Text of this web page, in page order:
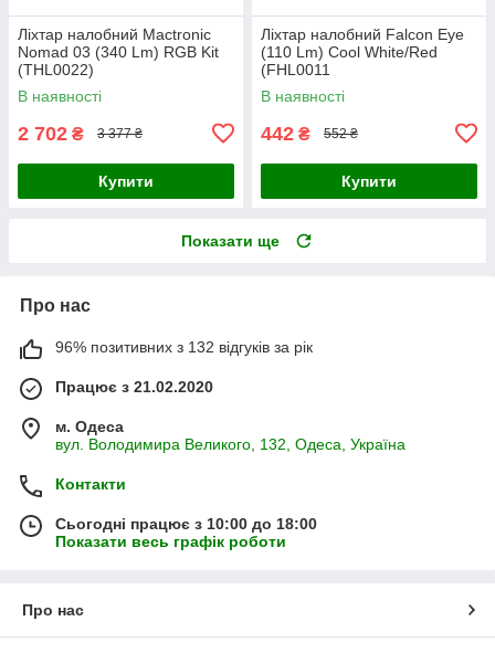
Ліхтар налобний Mactronic
Nomad 03 (340 Lm) RGB Kit
(THL0022)
В наявності
2 702 ₴ 3 377 ₴
Купити
Ліхтар налобний Falcon Eye
(110 Lm) Cool White/Red
(FHL0011
В наявності
442 ₴ 552 ₴
Купити
Показати ще
Про нас
96% позитивних з 132 відгуків за рік
Працює з 21.02.2020
м. Одеса
вул. Володимира Великого, 132, Одеса, Україна
Контакти
Сьогодні працює з 10:00 до 18:00
Показати весь графік роботи
Про нас